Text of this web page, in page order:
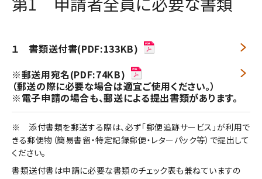
１ 書類送付書(PDF:133KB)
※郵送用宛名(PDF:74KB)
（郵送の際に必要な場合は適宜ご使用ください。）
※電子申請の場合も、郵送による提出書類があります。
※ 添付書類を郵送する際は、必ず「郵便追跡サービス」が利用で
きる郵便物（簡易書留・特定記録郵便・レターパック等）で提出して
ください。
書類送付書は申請に必要な書類のチェック表も兼ねていますの